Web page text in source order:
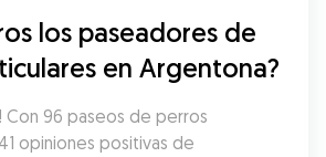
los paseadores de
en Argentona?
Con 96 paseos de perros
opiniones positivas de